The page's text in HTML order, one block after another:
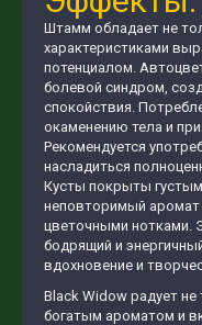
Штамм обладает не
характеристиками
потенциалом.
болевой синдром,
спокойствия.
окаменению тела и
Рекомендуется
насладиться
Кусты покрыты
неповторимый
цветочными нотками.
бодрящий и
вдохновение и
Black Widow радует
богатым ароматом и